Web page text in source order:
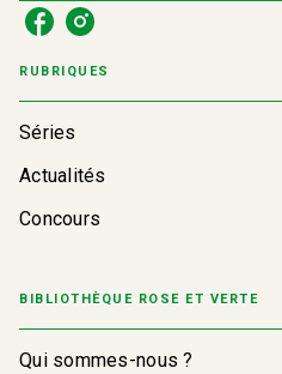
RUBRIQUES
Séries
Actualités
Concours
BIBLIOTHÈQUE ROSE ET VERTE
Qui sommes-nous ?